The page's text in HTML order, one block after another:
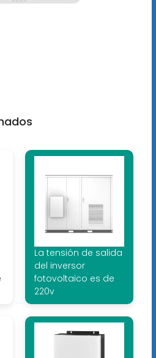
La tensión de salida
del inversor
fotovoltaico es de
220v